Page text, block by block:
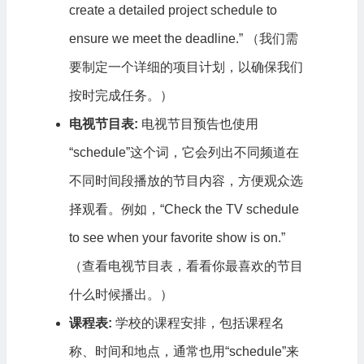
create a detailed project schedule to
ensure we meet the deadline.” （我们需
要制定一个详细的项目计划，以确保我们
按时完成任务。）
电视节目表: 电视节目预告也使用
“schedule”这个词，它会列出不同频道在
不同时间段播放的节目内容，方便观众选
择观看。例如，“Check the TV schedule
to see when your favorite show is on.”
（查看电视节目表，看看你最喜欢的节目
什么时候播出。）
课程表: 学校的课程安排，包括课程名
称、时间和地点，通常也用“schedule”来